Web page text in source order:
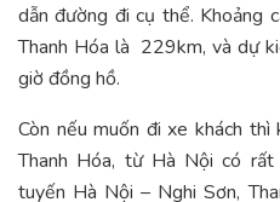
dẫn đường đi cụ thể. Khoảng
Thanh Hóa là 229km, và dự
giờ đồng hồ.
Còn nếu muốn đi xe khách
Thanh Hóa, từ Hà Nội có rất
tuyến Hà Nội – Nghi Sơn,